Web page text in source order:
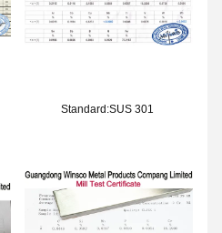
Standard:SUS 301